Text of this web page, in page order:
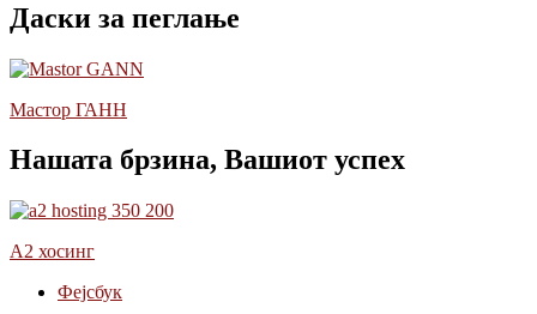
Даски за пеглање
Мастор ГАНН
Нашата брзина, Вашиот успех
А2 хосинг
Фејсбук